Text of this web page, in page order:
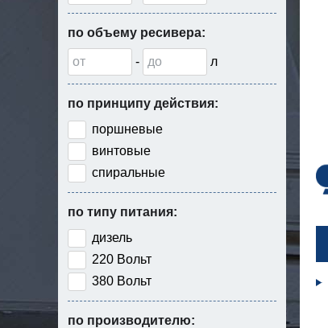
по объему ресивера:
- л
по принципу действия:
поршневые
винтовые
спиральные
по типу питания:
дизель
220 Вольт
380 Вольт
по производителю: